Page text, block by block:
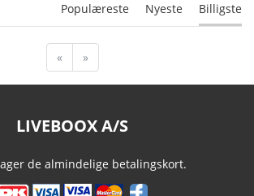
Populæreste Nyeste Billigste
« »
LIVEBOOX A/S
de almindelige betalingskort.